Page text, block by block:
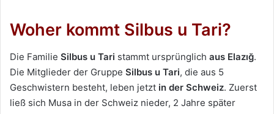
Woher kommt Silbus u Tari?
Die Familie Silbus u Tari stammt ursprünglich aus Elazığ.
Die Mitglieder der Gruppe Silbus u Tari, die aus 5
Geschwistern besteht, leben jetzt in der Schweiz. Zuerst
ließ sich Musa in der Schweiz nieder, 2 Jahre später